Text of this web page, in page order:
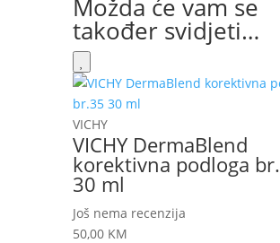
Možda će vam se
također svidjeti…
VICHY
VICHY DermaBlend
korektivna podloga
30 ml
Još nema recenzija
50,00 KM